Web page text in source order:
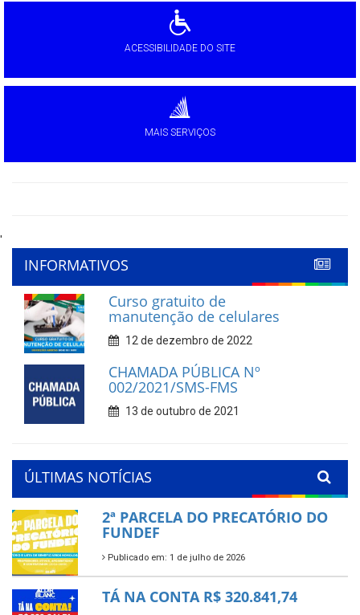
ACESSIBILIDADE DO SITE
MAIS SERVIÇOS
'
INFORMATIVOS
Curso gratuito de
manutenção de celulares
12 de dezembro de 2022
CHAMADA PÚBLICA Nº
002/2021/SMS-FMS
13 de outubro de 2021
ÚLTIMAS NOTÍCIAS
2ª PARCELA DO PRECATÓRIO DO
FUNDEF
Publicado em: 1 de julho de 2026
TÁ NA CONTA R$ 320.841,74